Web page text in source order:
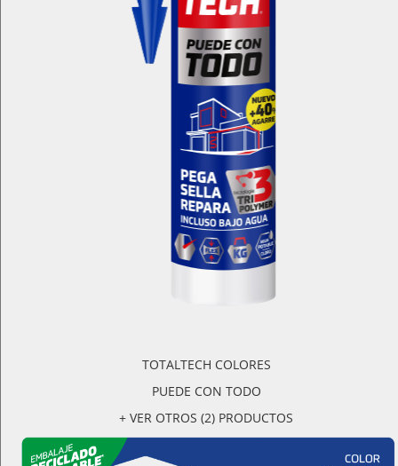
TOTALTECH COLORES
PUEDE CON TODO
+ VER OTROS (2) PRODUCTOS